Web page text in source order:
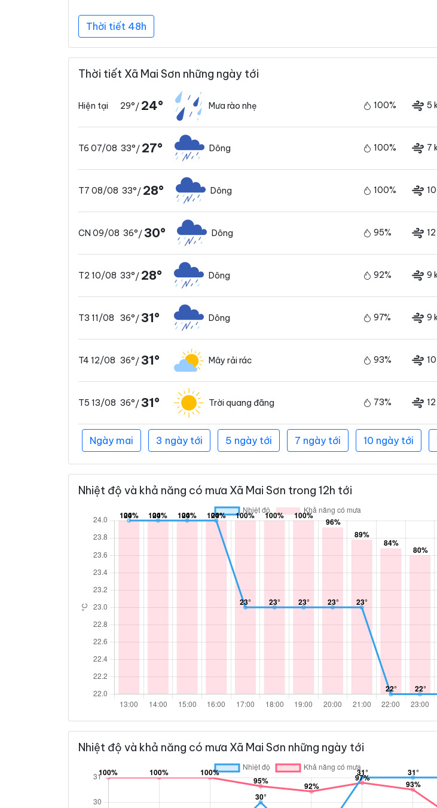
Thời tiết 48h
Thời tiết Xã Mai Sơn những ngày tới
Hiện tại 29°/ 24° Mưa rào nhẹ 100% 5
T6 07/08 33°/ 27° Dông 100% 7
T7 08/08 33°/ 28° Dông 100%
CN 09/08 36°/30° Dông 95%
T2 10/08 33°/ 28° Dông 92% 9
T3 11/08 36°/31° Dông 97% 9
T4 12/08 36°/31° Mây rải rác 93%
T5 13/08 36°/31° Trời quang đãng 73%
Ngày mai 3 ngày tới 5 ngày tới 7 ngày tới 10 ngày tới
Nhiệt độ và khả năng có mưa Xã Mai Sơn trong 12h tới
Nhiệt độ và khả năng có mưa Xã Mai Sơn những ngày tới